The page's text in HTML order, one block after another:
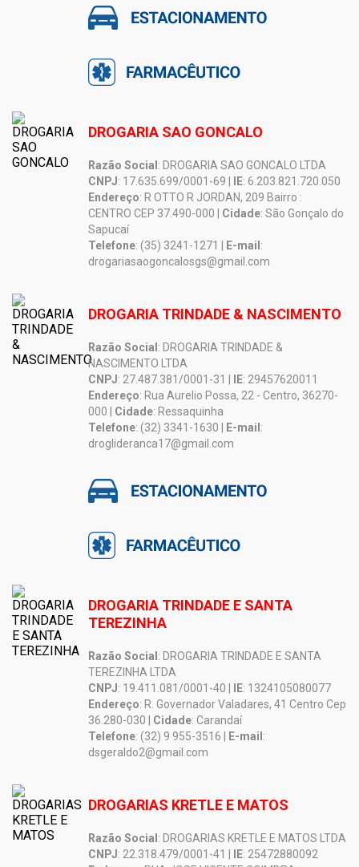
DROGARIA SAO GONCALO
Razão Social : DROGARIA SAO GONCALO LTDA
CNPJ: 17.635.699/0001-69 | IE: 6.203.821.720.050
Endereço: R OTTO R JORDAN, 209 Bairro :
CENTRO CEP 37.490-000 | Cidade: São Gonçalo do
Sapucaí
Telefone: (35) 3241-1271 | E-mail :
drogariasaogoncalosgs@gmail.com
DROGARIA TRINDADE & NASCIMENTO
Razão Social : DROGARIA TRINDADE &
NASCIMENTO LTDA
CNPJ: 27.487.381/0001-31 | IE: 29457620011
Endereço: Rua Aurelio Possa, 22 - Centro, 36270-
000 | Cidade: Ressaquinha
Telefone: (32) 3341-1630 | E-mail :
droglideranca17@gmail.com
DROGARIA TRINDADE E SANTA
TEREZINHA
Razão Social : DROGARIA TRINDADE E SANTA
TEREZINHA LTDA
CNPJ: 19.411.081/0001-40 | IE: 1324105080077
Endereço: R. Governador Valadares, 41 Centro Cep
36.280-030 | Cidade: Carandaí
Telefone: (32) 9 955-3516 | E-mail :
dsgeraldo2@gmail.com
DROGARIAS KRETLE E MATOS
Razão Social : DROGARIAS KRETLE E MATOS LTDA
CNPJ: 22.318.479/0001-41 | IE: 25472880092